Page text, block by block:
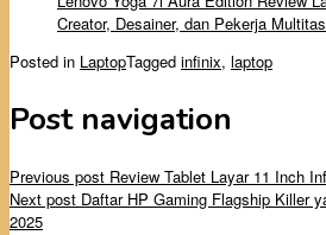
Creator, Desainer, dan Pekerja
Posted in LaptopTagged infinix, laptop
Post navigation
Previous post Review Tablet Layar 11 Inch
Next post Daftar HP Gaming Flagship Killer
2025